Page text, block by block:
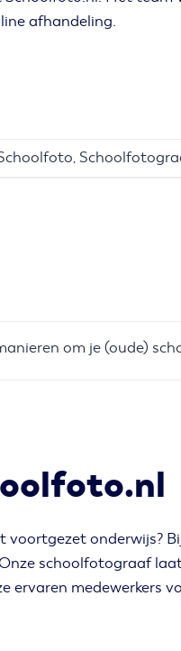
afhandeling.
,
om je (oude)
onderwijs?
schoolfotograaf
ervaren medewerkers